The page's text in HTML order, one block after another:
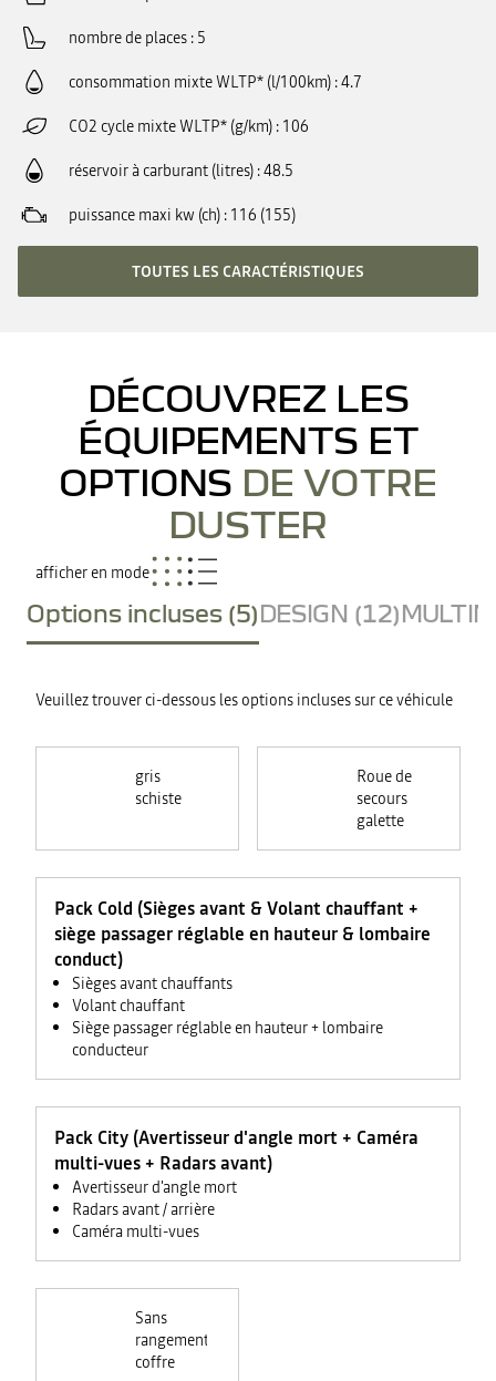
nombre de places 5
consommation mixte WLTP* (l/100km) 4.7
CO2 cycle mixte WLTP* (g/km) 106
réservoir à carburant (litres) 48.5
puissance maxi kw (ch) 116 (155)
TOUTES LES CARACTÉRISTIQUES
DÉCOUVREZ LES
ÉQUIPEMENTS ET
OPTIONS DE VOTRE
DUSTER
afficher en mode
Options incluses (5)DESIGN (12)
Veuillez trouver ci-dessous les options incluses sur ce véhicule
gris
schiste
Pack Cold (Sièges avant & Volant chauffant +
siège passager réglable en hauteur & lombaire
conduct)
Sièges avant chauffants
Volant chauffant
Siège passager réglable en hauteur + lombaire
conducteur
Pack City (Avertisseur d'angle mort + Caméra
multi-vues + Radars avant)
Avertisseur d'angle mort
Radars avant / arrière
Caméra multi-vues
Roue de
secours
galette
Sans
rangement
coffre